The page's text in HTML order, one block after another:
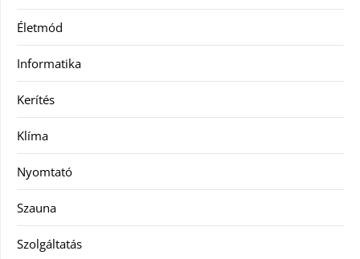
Életmód
Informatika
Kerítés
Klíma
Nyomtató
Szauna
Szolgáltatás